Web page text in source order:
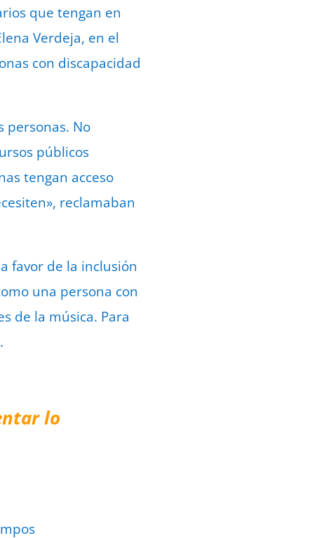
que tengan en
Verdeja, en el
con discapacidad
personas. No
públicos
tengan acceso
reclamaban
favor de la inclusión
una persona con
de la música. Para
lo